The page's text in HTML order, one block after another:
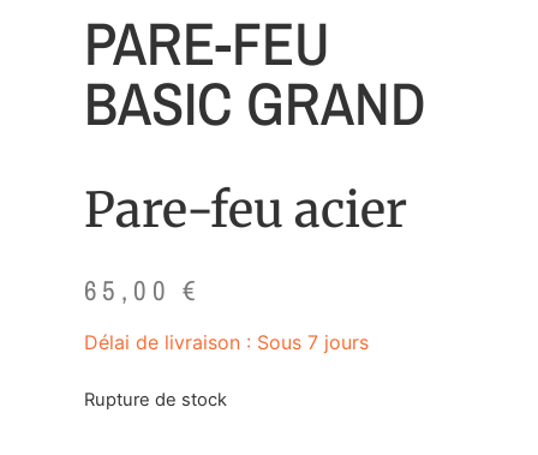
PARE-FEU
BASIC GRAND
Pare-feu acier
65,00€
Délai de livraison : Sous 7 jours
Rupture de stock